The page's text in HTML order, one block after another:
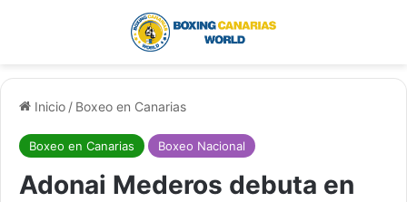
Buscar por
Inicio / Boxeo en Canarias
Boxeo en Canarias Boxeo Nacional
Adonai Mederos debuta en